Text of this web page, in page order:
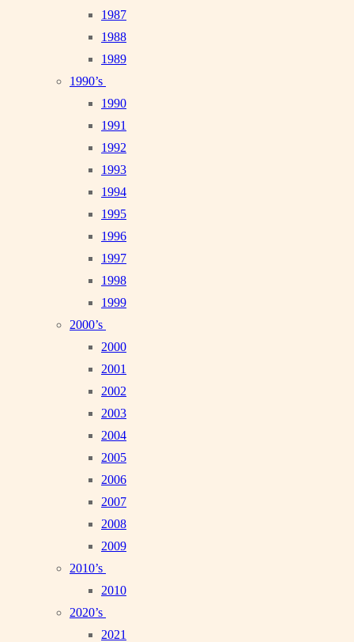
1987
1988
1989
1990’s
1990
1991
1992
1993
1994
1995
1996
1997
1998
1999
2000’s
2000
2001
2002
2003
2004
2005
2006
2007
2008
2009
2010’s
2010
2020’s
2021